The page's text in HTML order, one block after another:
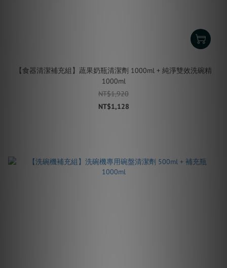
【食器清潔補充組】蔬果奶瓶清潔劑 1000ml + 純淨雙效洗碗精
1000ml
NT$1,920
NT$1,128